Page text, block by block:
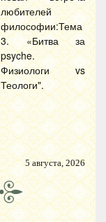
любителей
философии:Тема
3. «Битва за
psyche.
Физиологи vs
Теологи".
5 августа, 2026